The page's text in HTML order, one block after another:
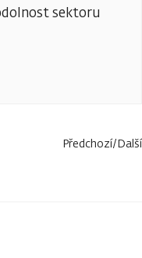
sektoru
Předchozí/Další